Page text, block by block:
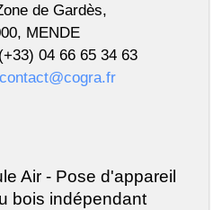
de Gardès,
MENDE
(+33) 04 66 65 34 63
contact@cogra.fr
Air - Pose d'appareil
bois indépendant